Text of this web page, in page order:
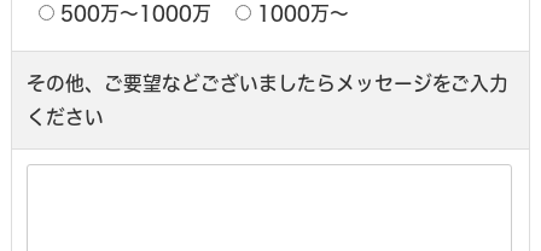
500万〜1000万
1000万〜
その他、ご要望などございましたら メッセージをご入力
ください